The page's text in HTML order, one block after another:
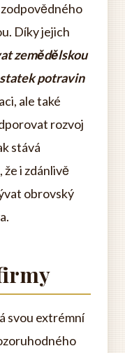
Díky jejich
zemědělskou
potravin
ale také
rozvoj
stává
že i zdánlivě
obrovský
svou extrémní